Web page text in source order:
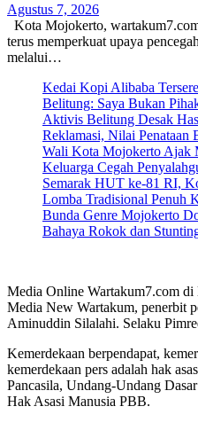
Agustus 7, 2026
Kota Mojokerto,
terus memperkuat upaya
melalui…
Kedai Kopi Alibaba
Belitung: Saya Bukan
Aktivis Belitung Desak
Reklamasi, Nilai Penataan
Wali Kota Mojokerto Ajak
Keluarga Cegah
Semarak HUT ke-81 RI,
Lomba Tradisional Penuh
Bunda Genre Mojokerto
Bahaya Rokok dan
Media Online Wartakum7.com
Media New Wartakum, penerbit
Aminuddin Silalahi. Selaku
Kemerdekaan berpendapat,
kemerdekaan pers adalah hak
Pancasila, Undang-Undang
Hak Asasi Manusia PBB.